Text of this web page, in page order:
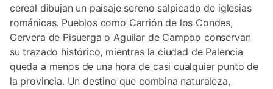
cereal dibujan un paisaje sereno salpicado de iglesias
románicas. Pueblos como Carrión de los Condes,
Cervera de Pisuerga o Aguilar de Campoo conservan
su trazado histórico, mientras la ciudad de Palencia
queda a menos de una hora de casi cualquier punto de
la provincia. Un destino que combina naturaleza,